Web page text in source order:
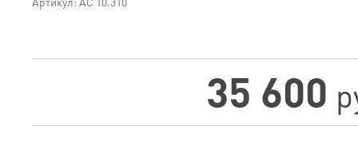
35 600